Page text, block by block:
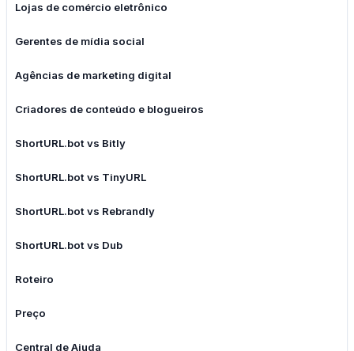
Lojas de comércio eletrônico
Gerentes de mídia social
Agências de marketing digital
Criadores de conteúdo e blogueiros
ShortURL.bot vs Bitly
ShortURL.bot vs TinyURL
ShortURL.bot vs Rebrandly
ShortURL.bot vs Dub
Roteiro
Preço
Central de Ajuda